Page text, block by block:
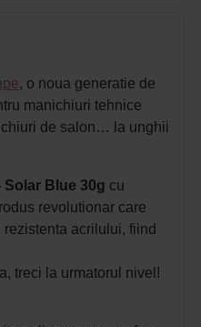
, o noua generatie de
manichiuri tehnice
de salon… la unghii
Solar Blue 30g cu
revolutionar care
acrilului, fiind
treci la urmatorul nivel!